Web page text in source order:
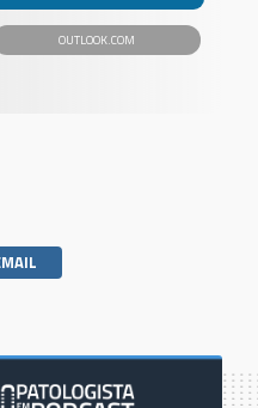
OUTLOOK.COM